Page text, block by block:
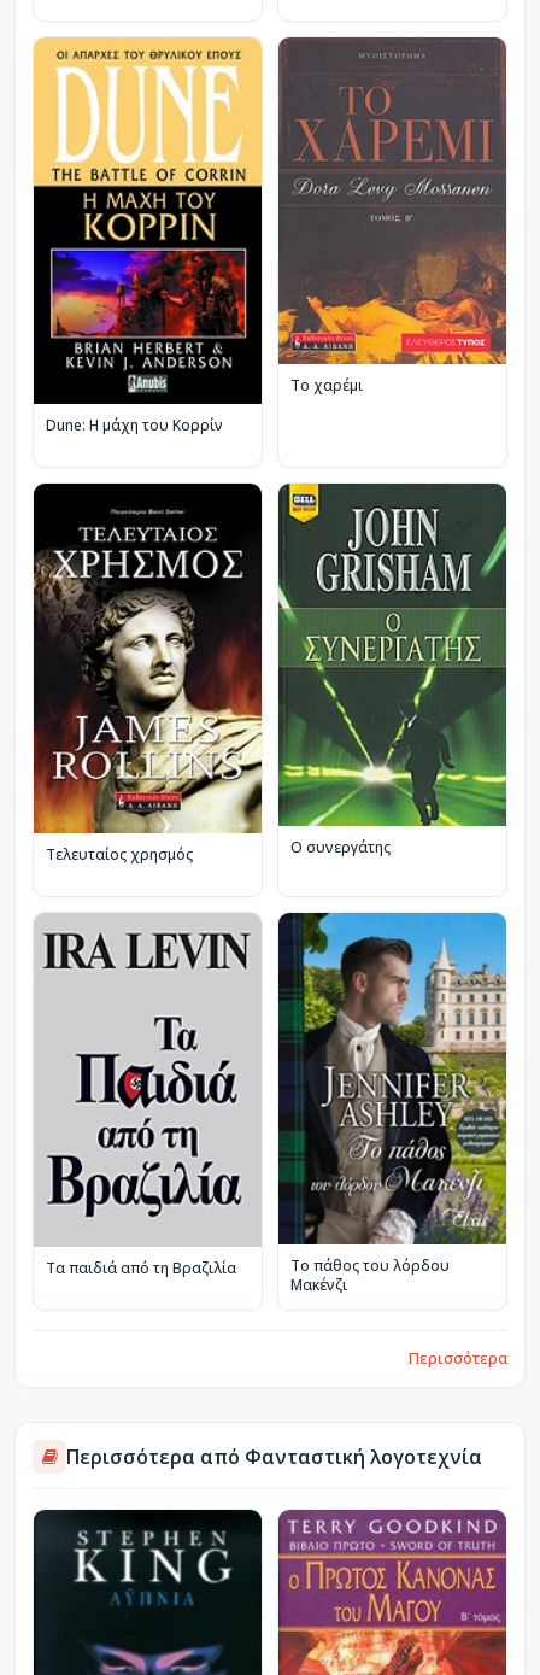
Dune: Η μάχη του Κορρίν
Το χαρέμι
Τελευταίος χρησμός Ο συνεργάτης
Τα παιδιά από τη Βραζιλία
Το πάθος του λόρδου
Μακένζι
Περισσότερα
Περισσότερα από Φανταστική λογοτεχνία